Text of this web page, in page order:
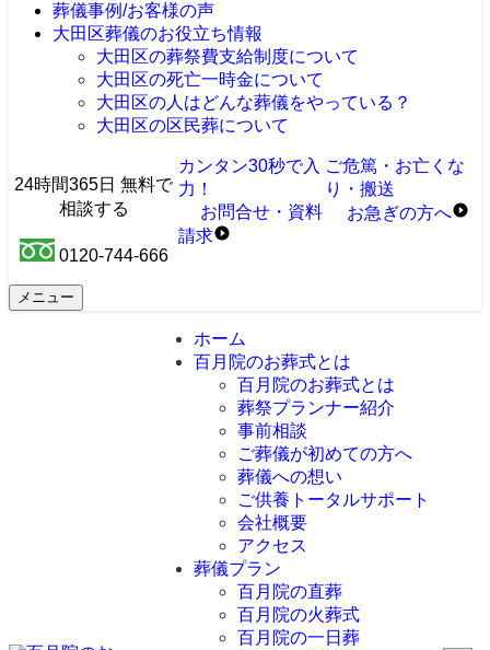
葬儀事例/お客様の声
大田区葬儀のお役立ち情報
大田区の葬祭費支給制度について
大田区の死亡一時金について
大田区の人はどんな葬儀をやっている？
大田区の区民葬について
24時間365日 無料で
相談する
0120-744-666
カンタン30秒で入
力！
お問合せ・資料
請求
ご危篤・お亡くな
り・搬送
お急ぎの方へ
メニュー
ホーム
百月院のお葬式とは
百月院のお葬式とは
葬祭プランナー紹介
事前相談
ご葬儀が初めての方へ
葬儀への想い
ご供養トータルサポート
会社概要
アクセス
葬儀プラン
百月院の直葬
百月院の火葬式
百月院の一日葬